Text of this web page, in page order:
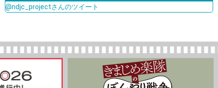
@ndjc_projectさんのツイート